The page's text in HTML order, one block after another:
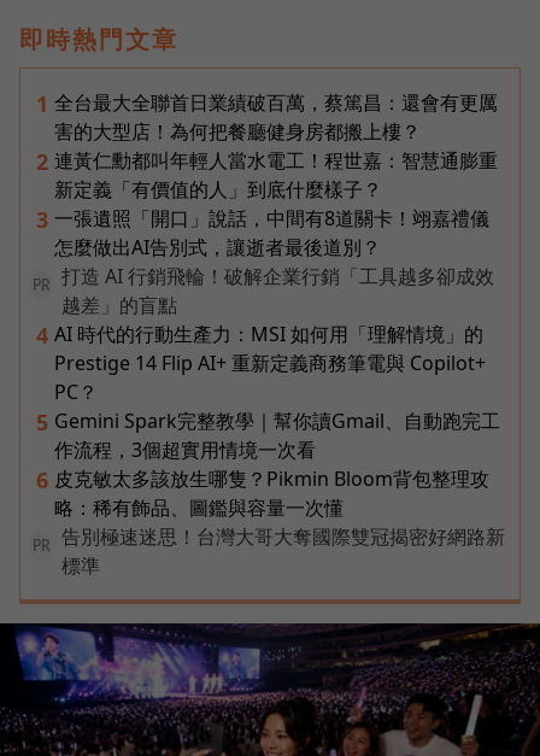
即時熱門文章
1 全台最大全聯首日業績破百萬，蔡篤昌：還會有更厲
害的大型店！為何把餐廳健身房都搬上樓？
2 連黃仁勳都叫年輕人當水電工！程世嘉：智慧通膨重
新定義「有價值的人」到底什麼樣子？
3 一張遺照「開口」說話，中間有8道關卡！翊嘉禮儀
怎麼做出AI告別式，讓逝者最後道別？
PR
打造 AI 行銷飛輪！破解企業行銷「工具越多卻成效
越差」的盲點
4 AI 時代的行動生產力：MSI 如何用「理解情境」的
Prestige 14 Flip AI+ 重新定義商務筆電與 Copilot+
PC？
5 Gemini Spark完整教學｜幫你讀Gmail、自動跑完工
作流程，3個超實用情境一次看
6 皮克敏太多該放生哪隻？Pikmin Bloom背包整理攻
略：稀有飾品、圖鑑與容量一次懂
PR
告別極速迷思！台灣大哥大奪國際雙冠揭密好網路新
標準